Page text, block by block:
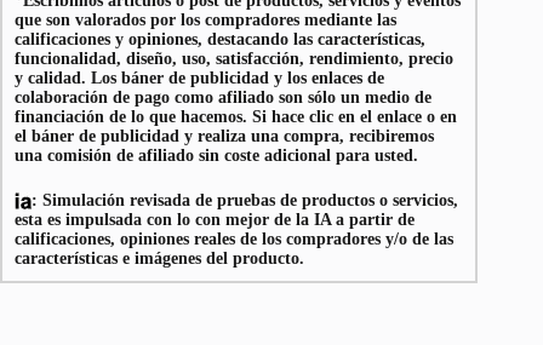
que son valorados por los compradores mediante las
calificaciones y opiniones, destacando las características,
funcionalidad, diseño, uso, satisfacción, rendimiento, precio
y calidad. Los báner de publicidad y los enlaces de
colaboración de pago como afiliado son sólo un medio de
financiación de lo que hacemos. Si hace clic en el enlace o en
el báner de publicidad y realiza una compra, recibiremos
una comisión de afiliado sin coste adicional para usted.
: Simulación revisada de pruebas de productos o servicios,
esta es impulsada con lo con mejor de la IA a partir de
calificaciones, opiniones reales de los compradores y/o de las
características e imágenes del producto.